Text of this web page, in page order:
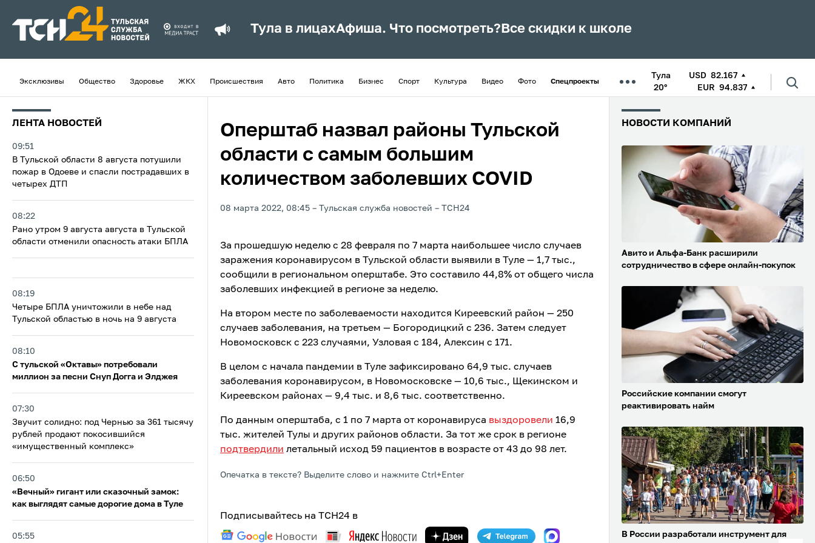
Тула в лицахАфиша. Что посмотреть? Все скидки к школе
Эксклюзивы Общество Здоровье ЖКХ Происшествия Авто Политика Бизнес Спорт Культура Видео Фото Спецпроекты
Тула
20°
USD 82.167
EUR 94.837
ЛЕНТА НОВОСТЕЙ
09:51
В Тульской области 8 августа потушили
пожар в Одоеве и спасли пострадавших в
четырех ДТП
08:22
Рано утром 9 августа августа в Тульской
области отменили опасность атаки БПЛА
08:19
Четыре БПЛА уничтожили в небе над
Тульской областью в ночь на 9 августа
08:10
С тульской «Октавы» потребовали
миллион за песни Снуп Догга и Элджея
07:30
Звучит солидно: под Чернью за 361 тысячу
рублей продают покосившийся
«имущественный комплекс»
06:50
«Вечный» гигант или сказочный замок:
как выглядят самые дорогие дома в Туле
05:55
Оперштаб назвал районы Тульской
области с самым большим
количеством заболевших COVID
08 марта 2022, 08:45 Тульская служба новостей ТСН24
За прошедшую неделю с 28 февраля по 7 марта наибольшее число случаев
заражения коронавирусом в Тульской области выявили в Туле — 1,7 тыс.,
сообщили в региональном оперштабе. Это составило 44,8% от общего числа
заболевших инфекцией в регионе за неделю.
На втором месте по заболеваемости находится Киреевский район — 250
случаев заболевания, на третьем — Богородицкий с 236. Затем следует
Новомосковск с 223 случаями, Узловая с 184, Алексин с 171.
В целом с начала пандемии в Туле зафиксировано 64,9 тыс. случаев
заболевания коронавирусом, в Новомосковске — 10,6 тыс., Щекинском и
Киреевском районах — 9,4 тыс. и 8,6 тыс. соответственно.
По данным оперштаба, с 1 по 7 марта от коронавируса выздоровели 16,9
тыс. жителей Тулы и других районов области. За тот же срок в регионе
подтвердили летальный исход 59 пациентов в возрасте от 43 до 98 лет.
Опечатка в тексте? Выделите слово и нажмите Ctrl+Enter
Подписывайтесь на ТСН24 в
НОВОСТИ КОМПАНИЙ
Авито и Альфа-Банк расширили
сотрудничество в сфере онлайн-покупок
Российские компании смогут
реактивировать найм
В России разработали инструмент для